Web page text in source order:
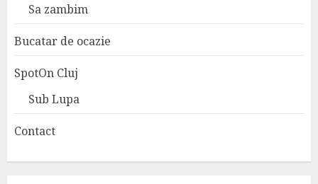
Sa zambim
Bucatar de ocazie
SpotOn Cluj
Sub Lupa
Contact